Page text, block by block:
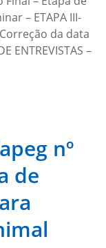
– ETAPA III-
da data
ENTREVISTAS –
nº
de